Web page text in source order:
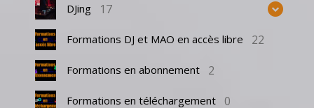
DJing 17
Formations DJ et MAO en accès libre 22
Formations en abonnement 2
Formations en téléchargement 0